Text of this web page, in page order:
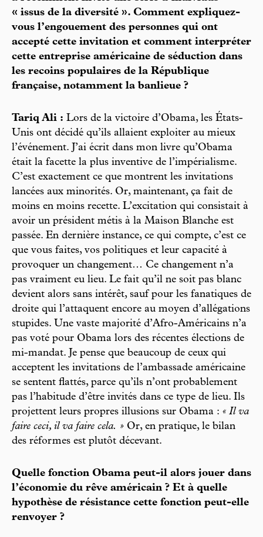
« issus de la diversité ». Comment expliquez-
vous l’engouement des personnes qui ont
accepté cette invitation et comment interpréter
cette entreprise américaine de séduction dans
les recoins populaires de la République
française, notamment la banlieue ?
Tariq Ali : Lors de la victoire d’Obama, les États-
Unis ont décidé qu’ils allaient exploiter au mieux
l’événement. J’ai écrit dans mon livre qu’Obama
était la facette la plus inventive de l’impérialisme.
C’est exactement ce que montrent les invitations
lancées aux minorités. Or, maintenant, ça fait de
moins en moins recette. L’excitation qui consistait à
avoir un président métis à la Maison Blanche est
passée. En dernière instance, ce qui compte, c’est ce
que vous faites, vos politiques et leur capacité à
provoquer un changement… Ce changement n’a
pas vraiment eu lieu. Le fait qu’il ne soit pas blanc
devient alors sans intérêt, sauf pour les fanatiques de
droite qui l’attaquent encore au moyen d’allégations
stupides. Une vaste majorité d’Afro-Américains n’a
pas voté pour Obama lors des récentes élections de
mi-mandat. Je pense que beaucoup de ceux qui
acceptent les invitations de l’ambassade américaine
se sentent flattés, parce qu’ils n’ont probablement
pas l’habitude d’être invités dans ce type de lieu. Ils
projettent leurs propres illusions sur Obama : « Il va
faire ceci, il va faire cela. » Or, en pratique, le bilan
des réformes est plutôt décevant.
Quelle fonction Obama peut-il alors jouer dans
l’économie du rêve américain ? Et à quelle
hypothèse de résistance cette fonction peut-elle
renvoyer ?